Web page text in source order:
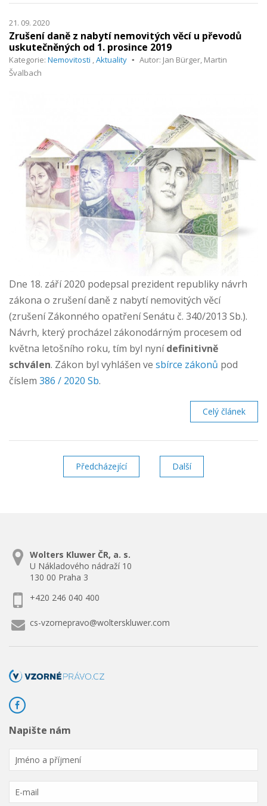
21. 09. 2020
Zrušení daně z nabytí nemovitých věcí u převodů
uskutečněných od 1. prosince 2019
Kategorie: Nemovitosti ,Aktuality
Autor: Jan Bürger, Martin
Švalbach
Dne 18. září 2020 podepsal prezident republiky návrh
zákona o zrušení daně z nabytí nemovitých věcí
(zrušení Zákonného opatření Senátu č. 340/2013 Sb.).
Návrh, který procházel zákonodárným procesem od
května letošního roku, tím byl nynídefinitivně
schválen. Zákon byl vyhlášen ve sbírce zákonů pod
číslem 386 / 2020 Sb.
Celý článek
Předcházejícístránka Dalšístránka
Wolters Kluwer ČR, a. s.
U Nákladového nádraží 10
130 00 Praha 3
+420 246 040 400
cs-vzornepravo@wolterskluwer.com
Napište nám